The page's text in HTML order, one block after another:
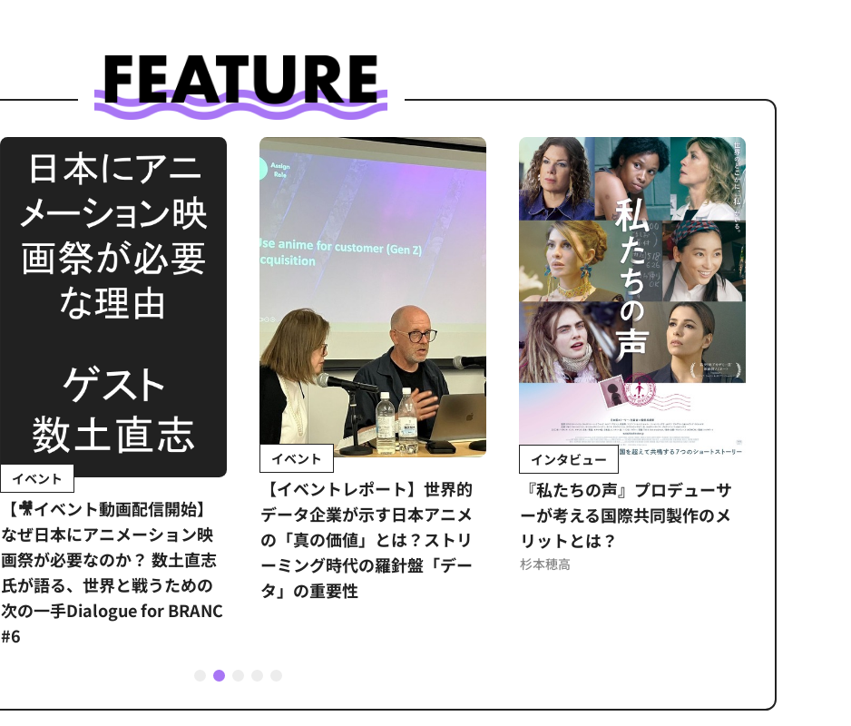
イベント
【🎥イベント動画配信開始】
なぜ日本にアニメーション映
画祭が必要なのか？ 数土直志
氏が語る、世界と戦うための
次の一手Dialogue for BRANC
#6
イベント
【イベントレポート】世界的
データ企業が示す日本アニメ
の「真の価値」とは？ストリ
ーミング時代の羅針盤「デー
タ」の重要性
インタビュー
『私たちの声』プロデューサ
ーが考える国際共同製作のメ
リットとは？
杉本穂高
1 2